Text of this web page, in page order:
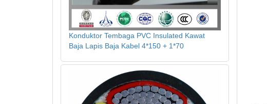
Konduktor Tembaga PVC Insulated Kawat
Baja Lapis Baja Kabel 4*150 + 1*70